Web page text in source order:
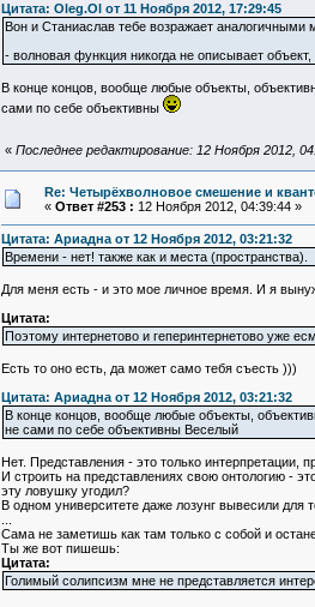
Цитата: Oleg.Ol от 11 Ноября 2012, 17:29:45
Вон и Станиаслав тебе возражает
- волновая функция никогда не описывает
В конце концов, вообще любые объекты,
сами по себе объективны
« Последнее редактирование: 12 Ноября 2012,
Re: Четырёхволновое смешение и
« Ответ #253 : 12 Ноября 2012, 04:39:44 »
Цитата: Ариадна от 12 Ноября 2012, 03:21:32
Времени - нет! также как и места (пространства).
Для меня есть - и это мое личное время. И я
Цитата:
Поэтому интернетово и геперинтернетово уже
Есть то оно есть, да может само тебя съесть )))
Цитата: Ариадна от 12 Ноября 2012, 03:21:32
В конце концов, вообще любые объекты,
не сами по себе объективны Веселый
Нет. Представления - это только интерпретации,
И строить на представлениях свою онтологию -
эту ловушку угодил?
В одном университете даже лозунг вывесили для
Сама не заметишь как там только с собой и
Ты же вот пишешь:
Цитата:
Голимый солипсизм мне не представляется